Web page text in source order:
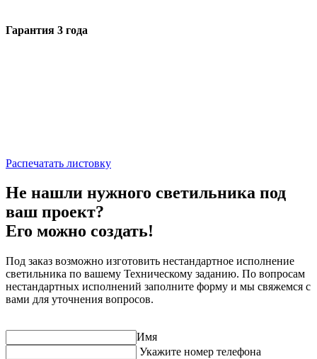
Гарантия 3 года
Распечатать листовку
Не нашли нужного светильника под
ваш проект?
Его можно создать!
Под заказ возможно изготовить нестандартное исполнение
светильника по вашему Техническому заданию. По вопросам
нестандартных исполнений заполните форму и мы свяжемся с
вами для уточнения вопросов.
Имя
Укажите номер телефона